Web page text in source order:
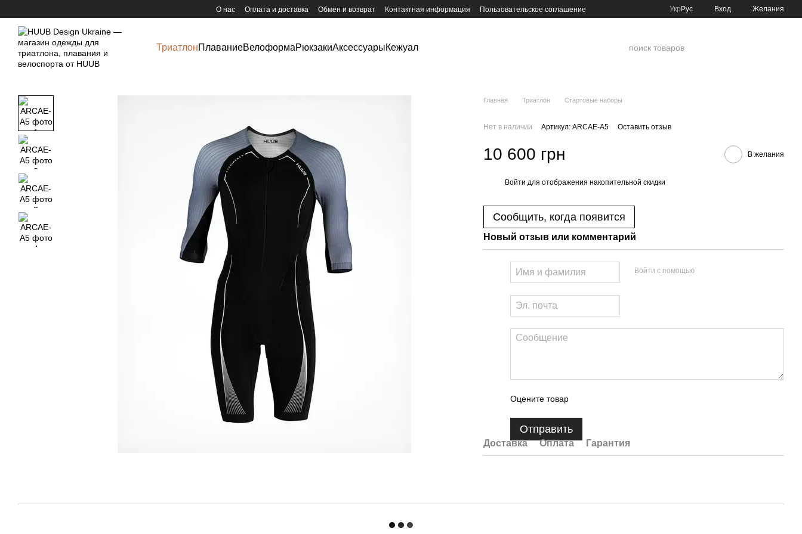
О нас Оплата и доставка Обмен и возврат Контактная информация Пользовательское соглашение Укр Рус Вход Желания
ТриатлонПлаваниеВелоформаРюкзакиАксессуарыКежуал
Главная Триатлон Стартовые наборы
Нет в наличии Артикул: ARCAE-A5 Оставить отзыв
10 600 грн В желания
Войти для отображения накопительной скидки
Сообщить, когда появится
Новый отзыв или комментарий
Войти с помощью
Оцените товар
Отправить
Доставка Оплата Гарантия